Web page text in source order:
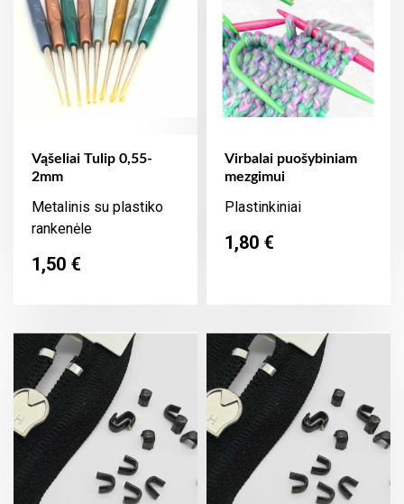
Vąšeliai Tulip 0,55-
2mm
Metalinis su plastiko
rankenėle
Kaina
1,50 €
Virbalai puošybiniam
mezgimui
Plastinkiniai
Kaina
1,80 €